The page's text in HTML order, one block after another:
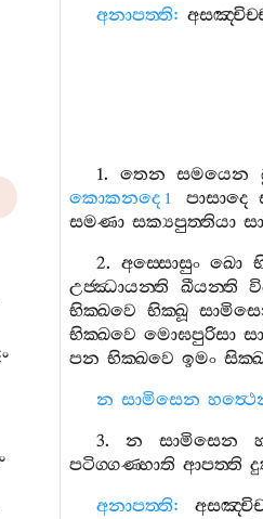
අනාපත‍්ති:
1. තෙන සමයෙන
කොකනදෙ 1 පාසාදෙ
සමණා සක්‍යපුත‍්තියා
2. අස‍්සොසුං ඛො
උජ‍්ඣායන‍්ති
ඛීයන‍්ති
භික‍්ඛවෙ භික‍්ඛූ
භික‍්ඛවෙ මොඝපුරිසා
පන භික‍්ඛවෙ ඉමං
න සාමිසෙන
3. න සාමිසෙන
පටිග‍්ගණ‍්හාති ආපත‍්ති
අනාපත‍්ති: